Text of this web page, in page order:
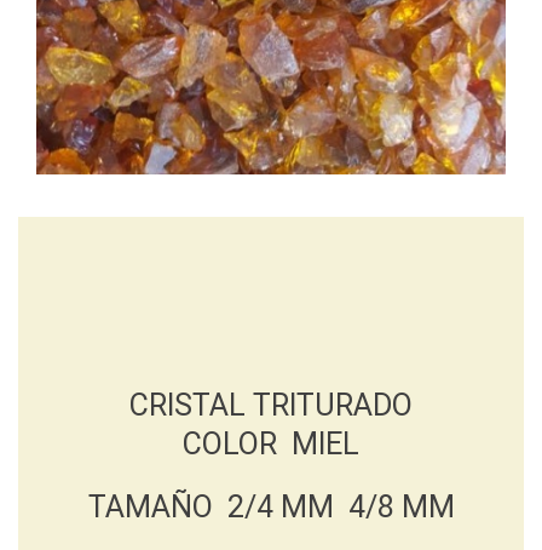
CRISTAL TRITURADO
COLOR MIEL
TAMAÑO 2/4 MM 4/8 MM